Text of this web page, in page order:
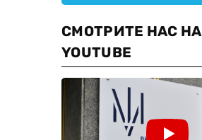
СМОТРИТЕ НАС НА
YOUTUBE